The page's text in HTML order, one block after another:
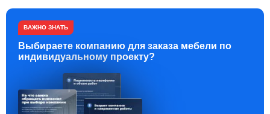
ВАЖНО ЗНАТЬ
Выбираете компанию для заказа мебели по
индивидуальному проекту?